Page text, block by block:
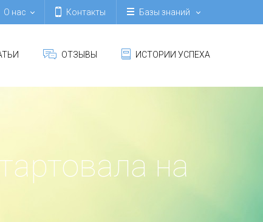
О нас Контакты Базы знаний
ОТЗЫВЫ ИСТОРИИ УСПЕХА
на